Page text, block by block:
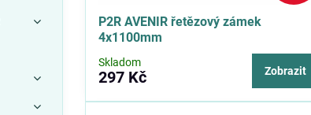
P2R AVENIR řetězový zámek
4x1100mm
Skladom
297 Kč Zobrazit